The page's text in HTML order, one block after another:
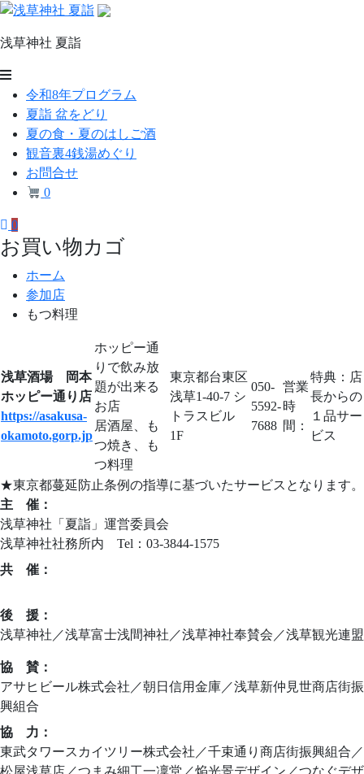
コ
テ
ン
浅草神社 夏詣
浅
草
神
社
夏
詣
令和8年プログラム
夏詣 盆をどり
夏の食・夏のはしご酒
観音裏4銭湯めぐり
お問合せ
0
0
お買い物カゴ
ホーム
参加店
もつ料理
浅草酒場 岡本
ホッピー通り店
https://asakusa-
okamoto.gorp.jp
ホッピー通
りで飲み放
題が出来る
お店
居酒屋、も
つ焼き、も
つ料理
東京都台東区
浅草1-40-7 シ
トラスビル
1F
050-
5592-
7688
営業
時
間：
特典： 店
長からの
１品サー
ビス
★東京都蔓延防止条例の指導に基づいたサービスとなります。
主 催：
浅草神社「夏詣」運営委員会
浅草神社社務所内 Tel：03-3844-1575
共 催：
後 援：
浅草神社／浅草富士浅間神社／浅草神社奉賛会／浅草観光連盟
協 賛：
アサヒビール株式会社／朝日信用金庫／浅草新仲見世商店街振
興組合
協 力：
東武タワースカイツリー株式会社／千束通り商店街振興組合／